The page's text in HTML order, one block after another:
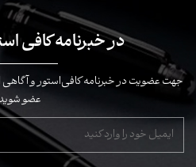
در خبرنامه کافی
جهت عضویت در خبرنامه کافی‌استور و
عضو